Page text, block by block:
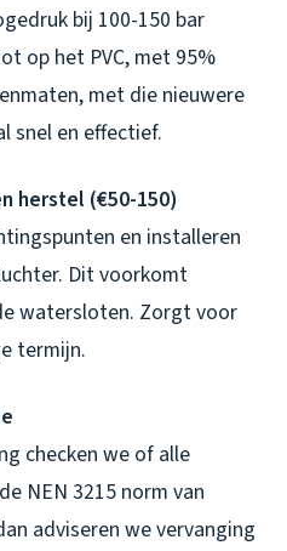
bij 100-150 bar
op het PVC, met 95%
met die nieuwere
snel en effectief.
herstel (€50-150)
en installeren
Dit voorkomt
watersloten. Zorgt voor
termijn.
checken we of alle
NEN 3215 norm van
adviseren we vervanging